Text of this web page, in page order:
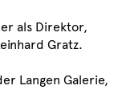
als Direktor,
Gratz.
Langen Galerie,